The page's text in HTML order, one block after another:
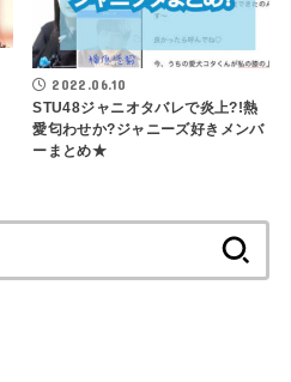
2022.06.10
STU48ジャニオタバレで炎上?!熱
愛匂わせか?ジャニーズ好きメンバ
ーまとめ★
索: